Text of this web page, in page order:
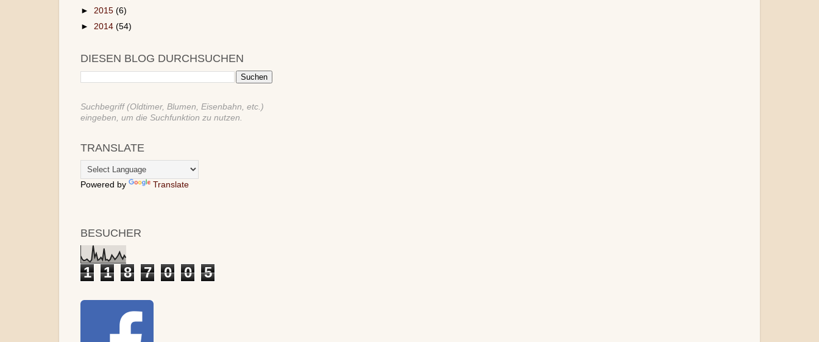
► 2015 (6)
► 2014 (54)
DIESEN BLOG DURCHSUCHEN
Suchbegriff (Oldtimer, Blumen, Eisenbahn, etc.)
eingeben, um die Suchfunktion zu nutzen.
TRANSLATE
Powered by Translate
BESUCHER
1 1 8 7 0 0 5